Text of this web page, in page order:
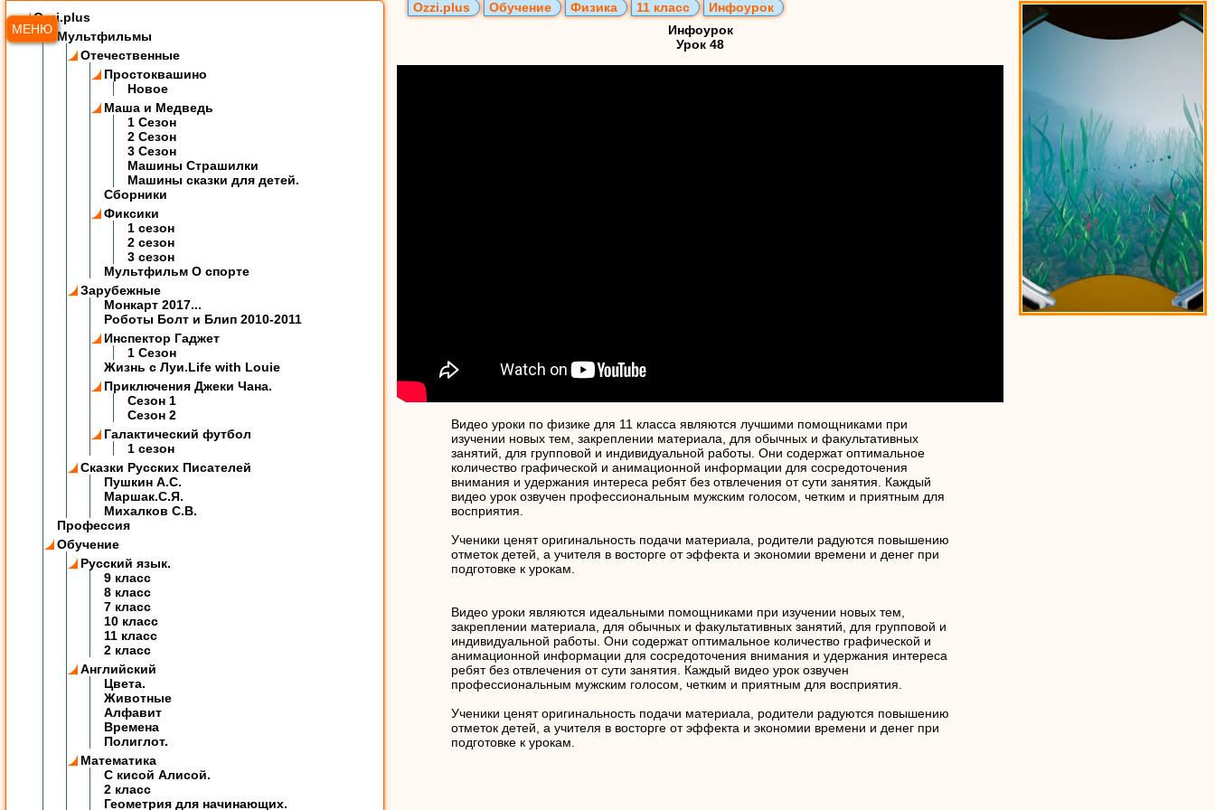
МЕНЮ
Ozzi.plus
Мультфильмы
Отечественные
Простоквашино
Новое
Маша и Медведь
1 Сезон
2 Сезон
3 Сезон
Машины Страшилки
Машины сказки для детей.
Сборники
Фиксики
1 сезон
2 сезон
3 сезон
Мультфильм О спорте
Зарубежные
Монкарт 2017...
Роботы Болт и Блип 2010-2011
Инспектор Гаджет
1 Сезон
Жизнь с Луи.Life with Louie
Приключения Джеки Чана.
Сезон 1
Сезон 2
Галактический футбол
1 сезон
Сказки Русских Писателей
Пушкин А.С.
Маршак.С.Я.
Михалков С.В.
Профессия
Обучение
Русский язык.
9 класс
8 класс
7 класс
10 класс
11 класс
2 класс
Английский
Цвета.
Животные
Алфавит
Времена
Полиглот.
Математика
C кисой Алисой.
2 класс
Геометрия для начинающих.
Ozzi.plus Обучение Физика 11 класс
Инфоурок
Инфоурок
Урок 48
Видео уроки по физике для 11 класса являются лучшими помощниками при
изучении новых тем, закреплении материала, для обычных и факультативных
занятий, для групповой и индивидуальной работы. Они содержат оптимальное
количество графической и анимационной информации для сосредоточения
внимания и удержания интереса ребят без отвлечения от сути занятия. Каждый
видео урок озвучен профессиональным мужским голосом, четким и приятным для
восприятия.
Ученики ценят оригинальность подачи материала, родители радуются повышению
отметок детей, а учителя в восторге от эффекта и экономии времени и денег при
подготовке к урокам.
Видео уроки являются идеальными помощниками при изучении новых тем,
закреплении материала, для обычных и факультативных занятий, для групповой и
индивидуальной работы. Они содержат оптимальное количество графической и
анимационной информации для сосредоточения внимания и удержания интереса
ребят без отвлечения от сути занятия. Каждый видео урок озвучен
профессиональным мужским голосом, четким и приятным для восприятия.
Ученики ценят оригинальность подачи материала, родители радуются повышению
отметок детей, а учителя в восторге от эффекта и экономии времени и денег при